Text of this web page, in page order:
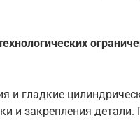
и гладкие
и закрепления